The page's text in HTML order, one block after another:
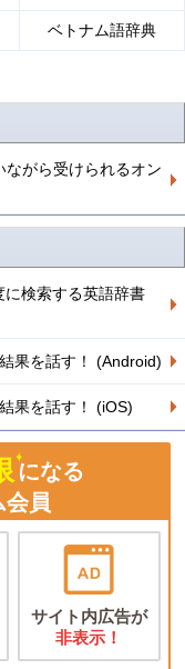
ベトナム語辞典
がら受けられるオン
検索する英語辞書
果を話す！ (Android)
果を話す！ (iOS)
になる
員
サイト内広告が
非表示！